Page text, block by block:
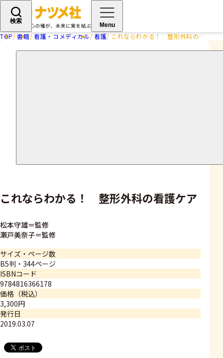
検索
Menu
TOP 書籍 看護・コメディカル 看護 これならわかる！ 整形外科の看護ケア
これならわかる！ 整形外科の看護ケア
松本守雄＝監修
瀬戸美奈子＝監修
サイズ・ページ数
B5判・344ページ
ISBNコード
9784816366178
価格（税込）
3,300円
発行日
2019.03.07